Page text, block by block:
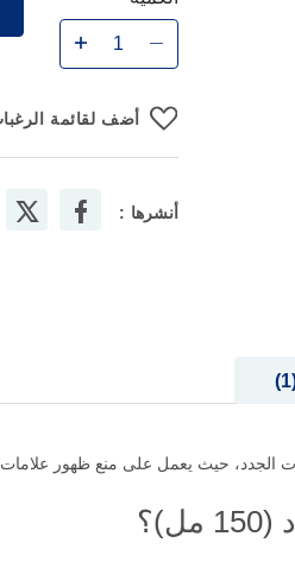
أضف لقائمة
أنشرها :
حيث يعمل على منع ظهور علامات
1